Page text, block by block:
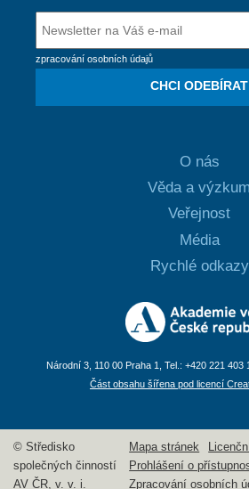
zpracování osobních údajů
CHCI ODEBÍRAT
O nás
Věda a výzkum
Veřejnost
Média
Rychlé odkazy
Národní 3, 110 00 Praha 1, Tel.: +420 221 403
Část obsahu šířena pod licencí
© Středisko
společných činností
AV ČR, v. v. i.
Mapa stránek
Prohlášení o
Zpracování osobních